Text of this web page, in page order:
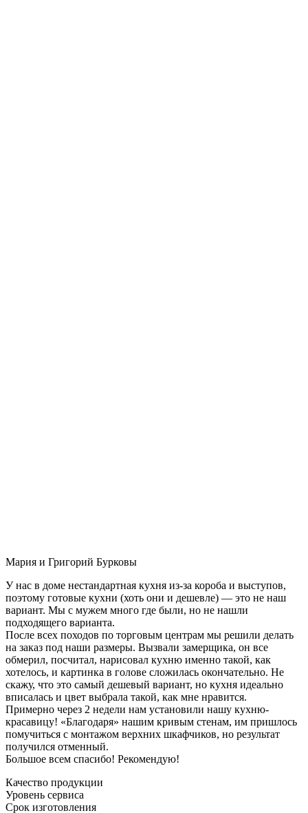
Мария и Григорий Бурковы
У нас в доме нестандартная кухня из-за короба и выступов,
поэтому готовые кухни (хоть они и дешевле) — это не наш
вариант. Мы с мужем много где были, но не нашли
подходящего варианта.
После всех походов по торговым центрам мы решили делать
на заказ под наши размеры. Вызвали замерщика, он все
обмерил, посчитал, нарисовал кухню именно такой, как
хотелось, и картинка в голове сложилась окончательно. Не
скажу, что это самый дешевый вариант, но кухня идеально
вписалась и цвет выбрала такой, как мне нравится.
Примерно через 2 недели нам установили нашу кухню-
красавицу! «Благодаря» нашим кривым стенам, им пришлось
помучиться с монтажом верхних шкафчиков, но результат
получился отменный.
Большое всем спасибо! Рекомендую!
Качество продукции
Уровень сервиса
Срок изготовления